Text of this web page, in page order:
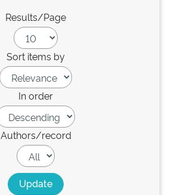
Results/Page
Sort items by
In order
Authors/record